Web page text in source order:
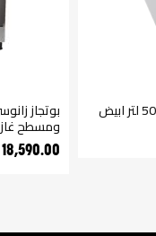
ومسطح غاز
18,590.00 ج.م‏